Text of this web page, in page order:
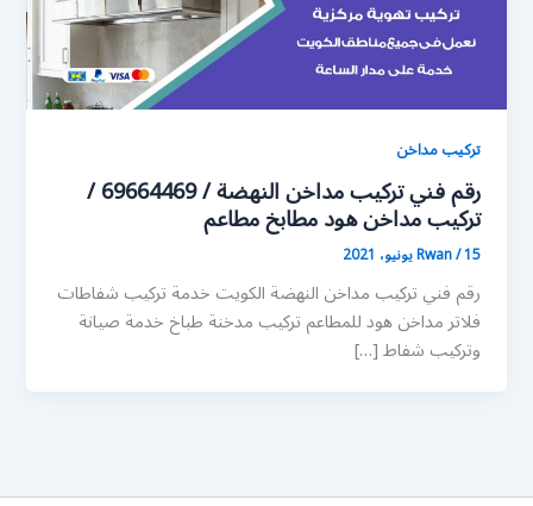
تركيب مداخن
رقم فني تركيب مداخن النهضة / 69664469 /
تركيب مداخن هود مطابخ مطاعم
Rwan/15 يونيو، 2021
رقم فني تركيب مداخن النهضة الكويت خدمة تركيب شفاطات
فلاتر مداخن هود للمطاعم تركيب مدخنة طباخ خدمة صيانة
وتركيب شفاط […]